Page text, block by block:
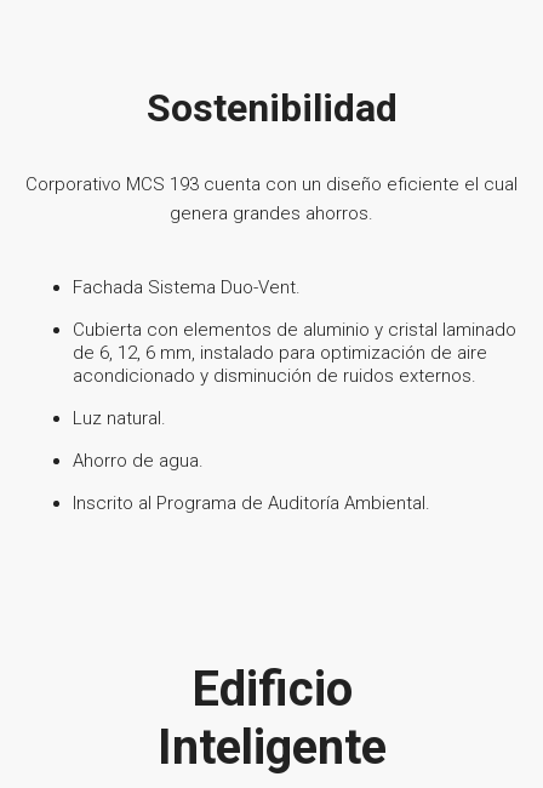
Sostenibilidad
Corporativo MCS 193 cuenta con un diseño eficiente el cual
genera grandes ahorros.
Fachada Sistema Duo-Vent.
Cubierta con elementos de aluminio y cristal laminado
de 6, 12, 6 mm, instalado para optimización de aire
acondicionado y disminución de ruidos externos.
Luz natural.
Ahorro de agua.
Inscrito al Programa de Auditoría Ambiental.
Edificio
Inteligente